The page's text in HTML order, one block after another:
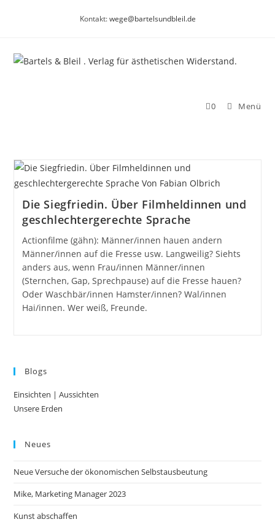
Kontakt:wege@bartelsundbleil.de
0 Menü
Die Siegfriedin. Über Filmheldinnen und
geschlechtergerechte Sprache
Actionfilme (gähn): Männer/innen hauen andern
Männer/innen auf die Fresse usw. Langweilig? Siehts
anders aus, wenn Frau/innen Männer/innen
(Sternchen, Gap, Sprechpause) auf die Fresse hauen?
Oder Waschbär/innen Hamster/innen? Wal/innen
Hai/innen. Wer weiß, Freunde.
Blogs
Einsichten | Aussichten
Unsere Erden
Neues
Neue Versuche der ökonomischen Selbstausbeutung
Mike, Marketing Manager 2023
Kunst abschaffen